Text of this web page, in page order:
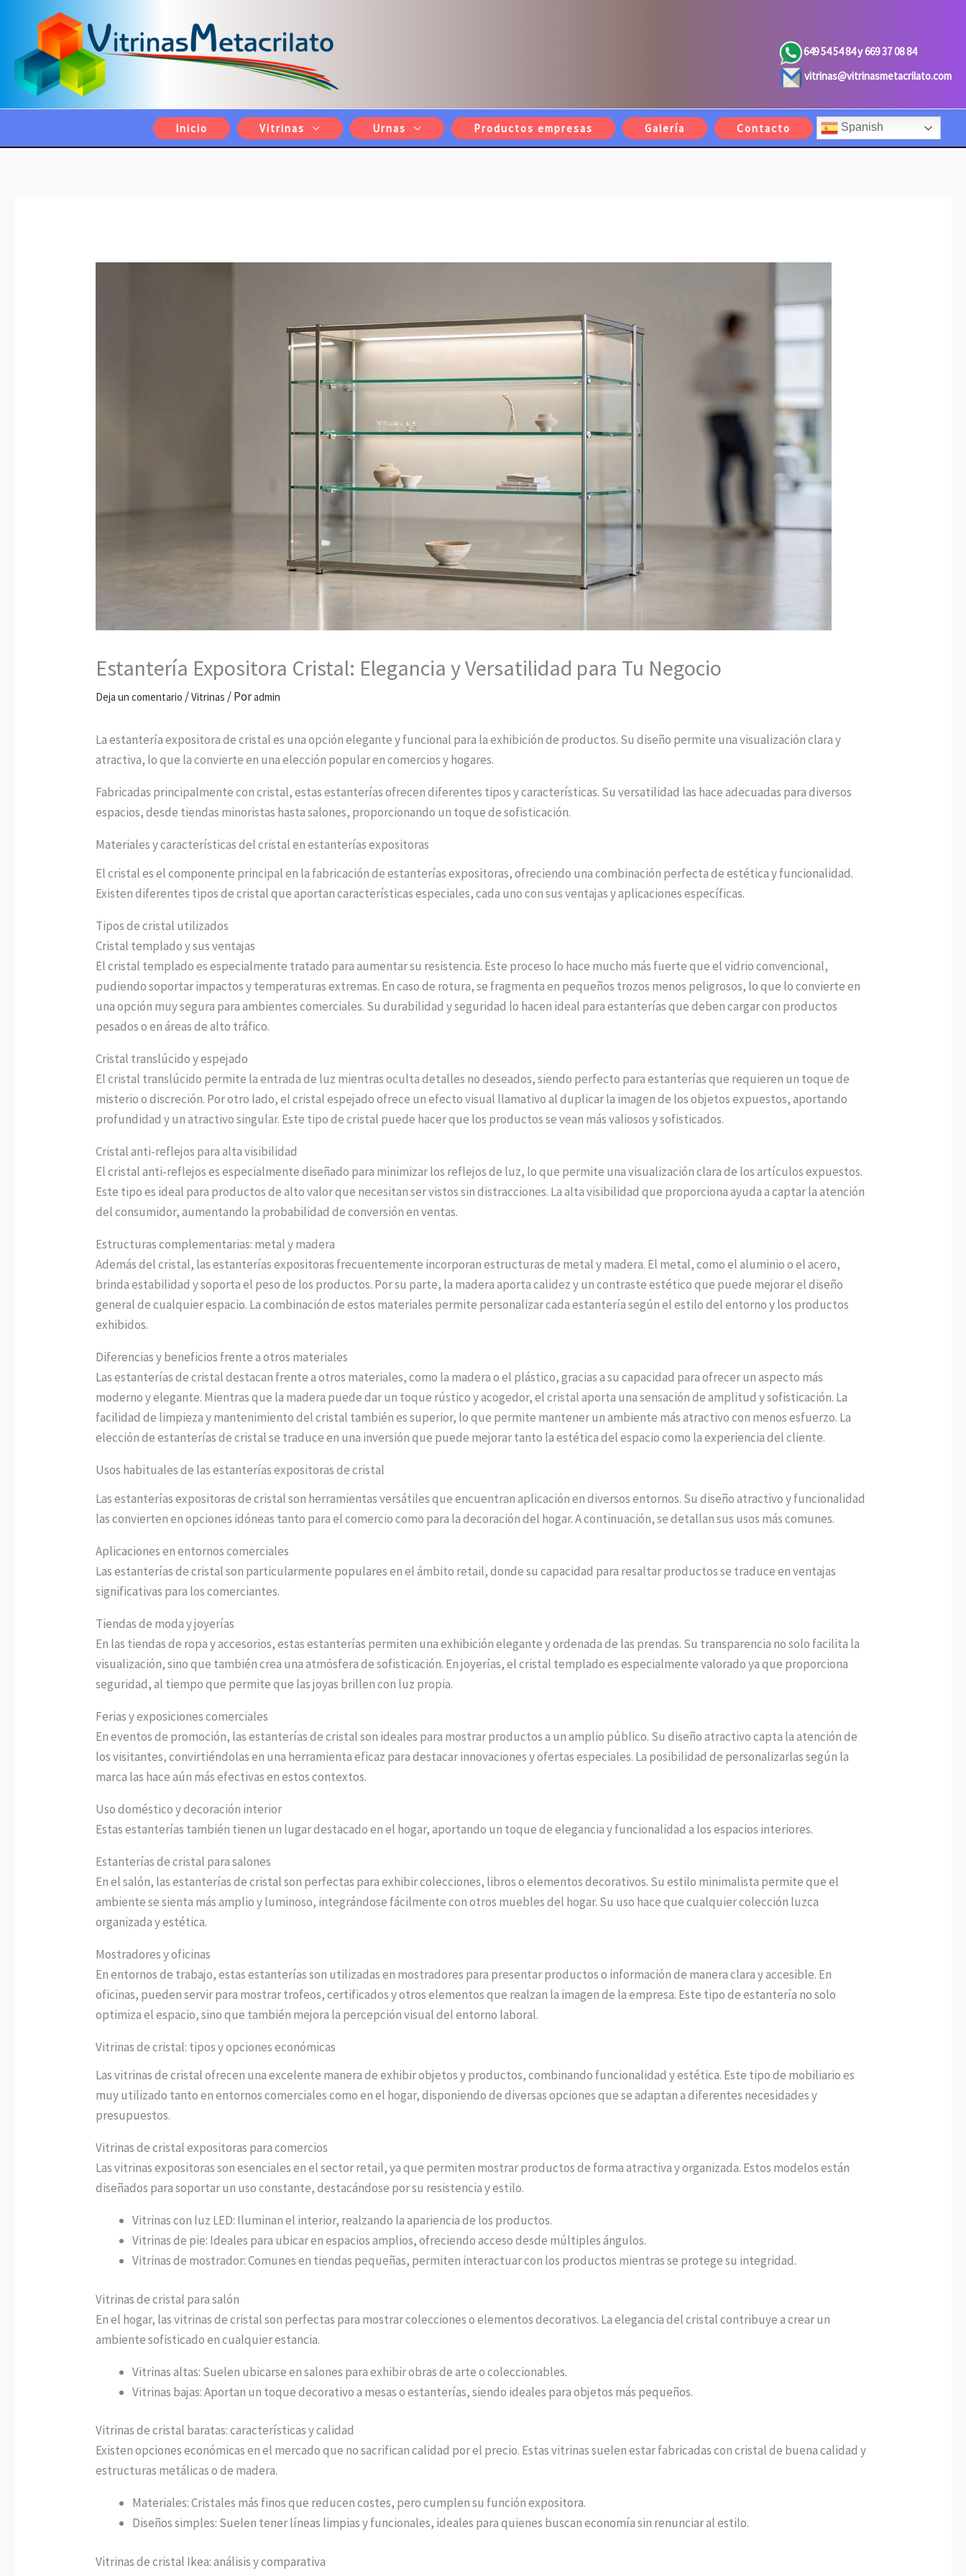
contenido
649 54 54 84 y 669 37 08 84
vitrinas@vitrinasmetacrilato.com
Inicio Vitrinas Urnas Productos empresas Galería Contacto Spanish
Estantería Expositora Cristal: Elegancia y Versatilidad para Tu Negocio
Deja un comentario /Vitrinas / Poradmin
La estantería expositora de cristal es una opción elegante y funcional para la exhibición de productos. Su diseño permite una visualización clara y
atractiva, lo que la convierte en una elección popular en comercios y hogares.
Fabricadas principalmente con cristal, estas estanterías ofrecen diferentes tipos y características. Su versatilidad las hace adecuadas para diversos
espacios, desde tiendas minoristas hasta salones, proporcionando un toque de sofisticación.
Materiales y características del cristal en estanterías expositoras
El cristal es el componente principal en la fabricación de estanterías expositoras, ofreciendo una combinación perfecta de estética y funcionalidad.
Existen diferentes tipos de cristal que aportan características especiales, cada uno con sus ventajas y aplicaciones específicas.
Tipos de cristal utilizados
Cristal templado y sus ventajas
El cristal templado es especialmente tratado para aumentar su resistencia. Este proceso lo hace mucho más fuerte que el vidrio convencional,
pudiendo soportar impactos y temperaturas extremas. En caso de rotura, se fragmenta en pequeños trozos menos peligrosos, lo que lo convierte en
una opción muy segura para ambientes comerciales. Su durabilidad y seguridad lo hacen ideal para estanterías que deben cargar con productos
pesados o en áreas de alto tráfico.
Cristal translúcido y espejado
El cristal translúcido permite la entrada de luz mientras oculta detalles no deseados, siendo perfecto para estanterías que requieren un toque de
misterio o discreción. Por otro lado, el cristal espejado ofrece un efecto visual llamativo al duplicar la imagen de los objetos expuestos, aportando
profundidad y un atractivo singular. Este tipo de cristal puede hacer que los productos se vean más valiosos y sofisticados.
Cristal anti-reflejos para alta visibilidad
El cristal anti-reflejos es especialmente diseñado para minimizar los reflejos de luz, lo que permite una visualización clara de los artículos expuestos.
Este tipo es ideal para productos de alto valor que necesitan ser vistos sin distracciones. La alta visibilidad que proporciona ayuda a captar la atención
del consumidor, aumentando la probabilidad de conversión en ventas.
Estructuras complementarias: metal y madera
Además del cristal, las estanterías expositoras frecuentemente incorporan estructuras de metal y madera. El metal, como el aluminio o el acero,
brinda estabilidad y soporta el peso de los productos. Por su parte, la madera aporta calidez y un contraste estético que puede mejorar el diseño
general de cualquier espacio. La combinación de estos materiales permite personalizar cada estantería según el estilo del entorno y los productos
exhibidos.
Diferencias y beneficios frente a otros materiales
Las estanterías de cristal destacan frente a otros materiales, como la madera o el plástico, gracias a su capacidad para ofrecer un aspecto más
moderno y elegante. Mientras que la madera puede dar un toque rústico y acogedor, el cristal aporta una sensación de amplitud y sofisticación. La
facilidad de limpieza y mantenimiento del cristal también es superior, lo que permite mantener un ambiente más atractivo con menos esfuerzo. La
elección de estanterías de cristal se traduce en una inversión que puede mejorar tanto la estética del espacio como la experiencia del cliente.
Usos habituales de las estanterías expositoras de cristal
Las estanterías expositoras de cristal son herramientas versátiles que encuentran aplicación en diversos entornos. Su diseño atractivo y funcionalidad
las convierten en opciones idóneas tanto para el comercio como para la decoración del hogar. A continuación, se detallan sus usos más comunes.
Aplicaciones en entornos comerciales
Las estanterías de cristal son particularmente populares en el ámbito retail, donde su capacidad para resaltar productos se traduce en ventajas
significativas para los comerciantes.
Tiendas de moda y joyerías
En las tiendas de ropa y accesorios, estas estanterías permiten una exhibición elegante y ordenada de las prendas. Su transparencia no solo facilita la
visualización, sino que también crea una atmósfera de sofisticación. En joyerías, el cristal templado es especialmente valorado ya que proporciona
seguridad, al tiempo que permite que las joyas brillen con luz propia.
Ferias y exposiciones comerciales
En eventos de promoción, las estanterías de cristal son ideales para mostrar productos a un amplio público. Su diseño atractivo capta la atención de
los visitantes, convirtiéndolas en una herramienta eficaz para destacar innovaciones y ofertas especiales. La posibilidad de personalizarlas según la
marca las hace aún más efectivas en estos contextos.
Uso doméstico y decoración interior
Estas estanterías también tienen un lugar destacado en el hogar, aportando un toque de elegancia y funcionalidad a los espacios interiores.
Estanterías de cristal para salones
En el salón, las estanterías de cristal son perfectas para exhibir colecciones, libros o elementos decorativos. Su estilo minimalista permite que el
ambiente se sienta más amplio y luminoso, integrándose fácilmente con otros muebles del hogar. Su uso hace que cualquier colección luzca
organizada y estética.
Mostradores y oficinas
En entornos de trabajo, estas estanterías son utilizadas en mostradores para presentar productos o información de manera clara y accesible. En
oficinas, pueden servir para mostrar trofeos, certificados y otros elementos que realzan la imagen de la empresa. Este tipo de estantería no solo
optimiza el espacio, sino que también mejora la percepción visual del entorno laboral.
Vitrinas de cristal: tipos y opciones económicas
Las vitrinas de cristal ofrecen una excelente manera de exhibir objetos y productos, combinando funcionalidad y estética. Este tipo de mobiliario es
muy utilizado tanto en entornos comerciales como en el hogar, disponiendo de diversas opciones que se adaptan a diferentes necesidades y
presupuestos.
Vitrinas de cristal expositoras para comercios
Las vitrinas expositoras son esenciales en el sector retail, ya que permiten mostrar productos de forma atractiva y organizada. Estos modelos están
diseñados para soportar un uso constante, destacándose por su resistencia y estilo.
Vitrinas con luz LED: Iluminan el interior, realzando la apariencia de los productos.
Vitrinas de pie: Ideales para ubicar en espacios amplios, ofreciendo acceso desde múltiples ángulos.
Vitrinas de mostrador: Comunes en tiendas pequeñas, permiten interactuar con los productos mientras se protege su integridad.
Vitrinas de cristal para salón
En el hogar, las vitrinas de cristal son perfectas para mostrar colecciones o elementos decorativos. La elegancia del cristal contribuye a crear un
ambiente sofisticado en cualquier estancia.
Vitrinas altas: Suelen ubicarse en salones para exhibir obras de arte o coleccionables.
Vitrinas bajas: Aportan un toque decorativo a mesas o estanterías, siendo ideales para objetos más pequeños.
Vitrinas de cristal baratas: características y calidad
Existen opciones económicas en el mercado que no sacrifican calidad por el precio. Estas vitrinas suelen estar fabricadas con cristal de buena calidad y
estructuras metálicas o de madera.
Materiales: Cristales más finos que reducen costes, pero cumplen su función expositora.
Diseños simples: Suelen tener líneas limpias y funcionales, ideales para quienes buscan economía sin renunciar al estilo.
Vitrinas de cristal Ikea: análisis y comparativa